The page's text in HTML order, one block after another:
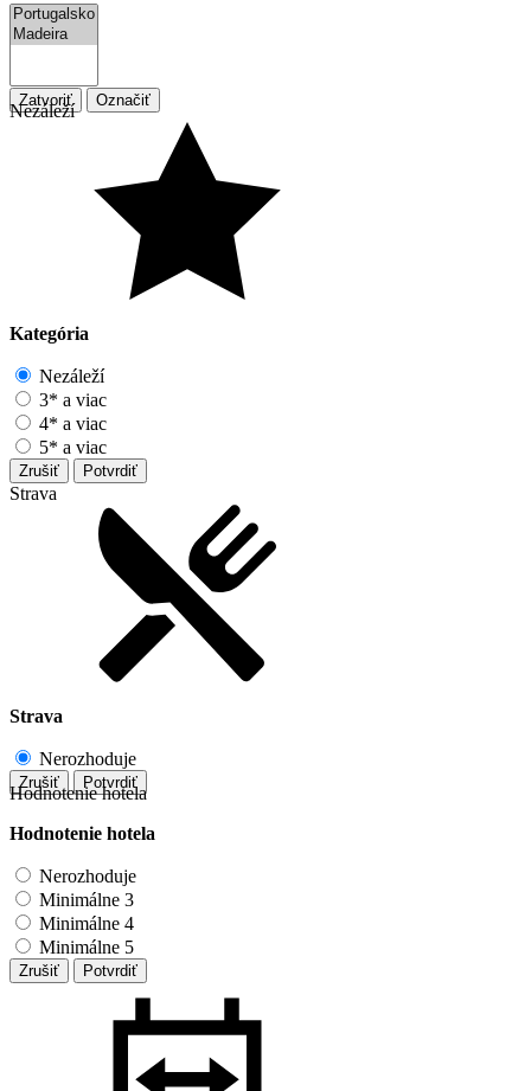
Zatvoriť Označiť
Nezáleží
Kategória
Nezáleží
3* a viac
4* a viac
5* a viac
Zrušiť Potvrdiť
Strava
Strava
Nerozhoduje
Zrušiť Potvrdiť
Hodnotenie hotela
Hodnotenie hotela
Nerozhoduje
Minimálne 3
Minimálne 4
Minimálne 5
Zrušiť Potvrdiť